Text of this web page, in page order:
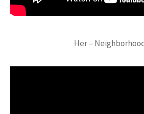
Her –